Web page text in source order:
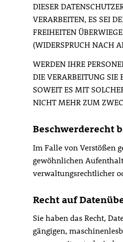
DIESER
VERARBEITEN, ES SEI
FREIHEITEN
(WIDERSPRUCH NACH
WERDEN IHRE
DIE VERARBEITUNG SIE
SOWEIT ES MIT
NICHT MEHR ZUM
Beschwerde­recht
Im Falle von Verstößen
gewöhnlichen
verwaltungsrechtlicher
Recht auf
Sie haben das Recht,
gängigen,